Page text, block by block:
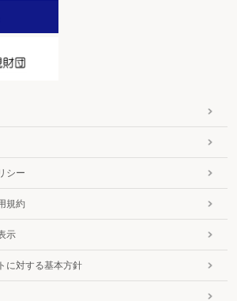
シー
規約
示
に対する基本方針